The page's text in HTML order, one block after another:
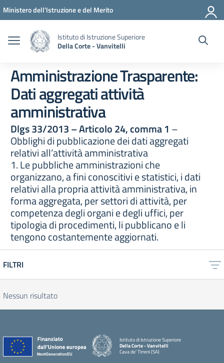
Vai ai contenuti
Vai al menu di navigazione
Vai al footer
Ministero dell'Istruzione e del Merito
Istituto di Istruzione Superiore
Della Corte - Vanvitelli
Amministrazione Trasparente:
Dati aggregati attività
amministrativa
Dlgs 33/2013 – Articolo 24, comma 1 –
Obblighi di pubblicazione dei dati aggregati
relativi all’attività amministrativa
1. Le pubbliche amministrazioni che
organizzano, a fini conoscitivi e statistici, i dati
relativi alla propria attività amministrativa, in
forma aggregata, per settori di attività, per
competenza degli organi e degli uffici, per
tipologia di procedimenti, li pubblicano e li
tengono costantemente aggiornati.
FILTRI
Nessun risultato
Istituto di Istruzione Superiore
Della Corte - Vanvitelli
Cava de' Tirreni (SA)